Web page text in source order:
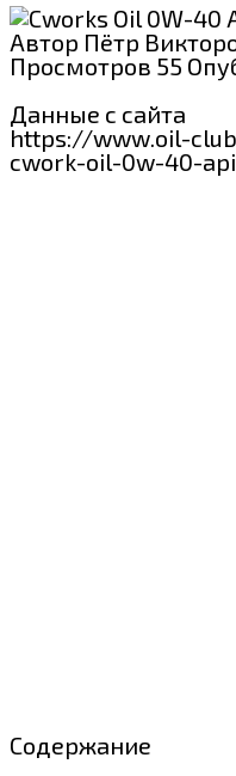
Автор Пётр
Просмотров 55
Данные с сайта
https://www.oil-
cwork-oil-0w-40-
Содержание